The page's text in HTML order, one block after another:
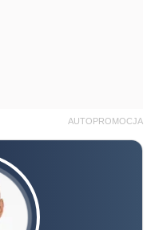
AUTOPROMOCJA